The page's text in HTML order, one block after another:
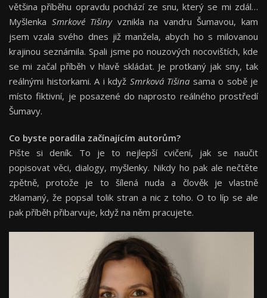
většina příběhu opravdu pochází ze snu, který se mi zdál…
Myšlenka Smrkové Tišiny vznikla na vandru Šumavou, kam
jsem vzala svého dnes již manžela, abych ho s milovanou
krajinou seznámila. Spali jsme po nouzových nocovištích, kde
se mi začal příběh v hlavě skládat. Je protkaný jak sny, tak
reálnými historkami. A i když Smrková Tišina sama o sobě je
místo fiktivní, je posazené do naprosto reálného prostředí
Šumavy.
Co byste poradila začínajícím autorům?
Pište si deník. To je to nejlepší cvičení, jak se naučit
popisovat věci, dialogy, myšlenky. Nikdy ho pak ale nečtěte
zpětně, protože je to šílená nuda a člověk je vlastně
zklamaný, že popsal tolik stran a nic z toho. O to líp se ale
pak příběh přibarvuje, když na něm pracujete.